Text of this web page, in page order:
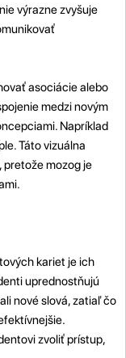
výrazne zvyšuje
asociácie alebo
medzi novým
Napríklad
Táto vizuálna
mozog je
kariet je ich
uprednostňujú
nové slová, zatiaľ čo
zvoliť prístup,